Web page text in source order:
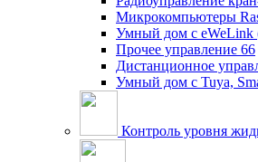
Микрокомпьютеры
Умный дом c eWeLink
Прочее управление 66
Дистанционное
Умный дом с Tuya,
Контроль уровня